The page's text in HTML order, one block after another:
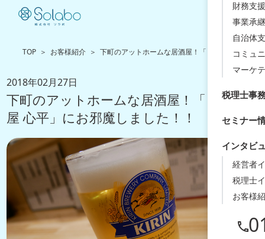
財務支
事業承
自治体
コミュ
マーケ
税理士事
セミナー
インタビ
経営者
税理士
お客様
TOP お客様紹介 下町のアットホームな居酒屋！「まつば屋 心平」
2018年02月27日
下町のアットホームな居酒屋！「まつば
屋 心平」にお邪魔しました！！